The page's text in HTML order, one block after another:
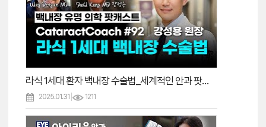
라식 1세대 환자 백내장 수술법_세계적인 안과 팟캐스트‘Cataract Coach’출연!
2025.01.31 1211